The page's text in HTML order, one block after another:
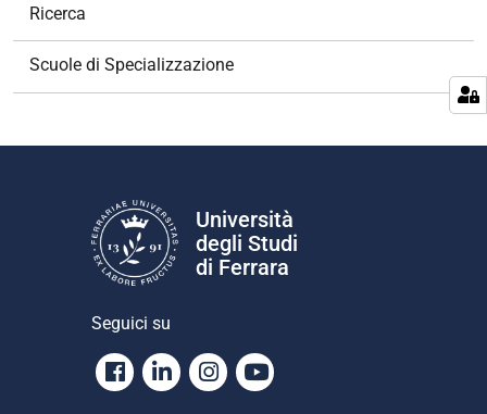
Ricerca
Scuole di Specializzazione
Università
degli Studi
di Ferrara
Seguici su
Facebook
LinkedinInstagram
Youtube